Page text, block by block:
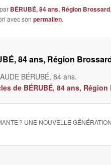
par BÉRUBÉ, 84 ans, Région Brossard
avec son permalien.
84 ans, Région
BÉRUBÉ, 84 ans.
de BÉRUBÉ, 84 ans,
? UNE NOUVELLE